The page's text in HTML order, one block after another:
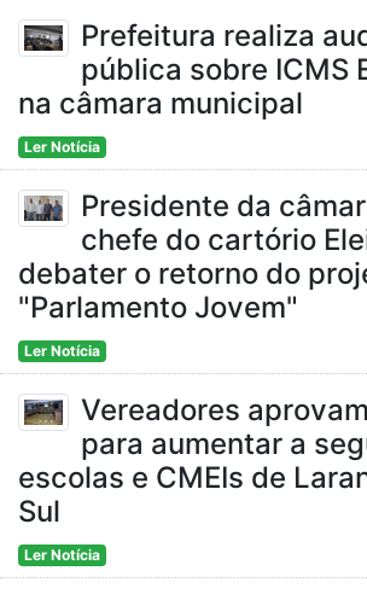
Prefeitura realiza
pública sobre ICMS
na câmara municipal
Ler Notícia
Presidente da
chefe do cartório
debater o retorno do
"Parlamento Jovem"
Ler Notícia
Vereadores
para aumentar a
escolas e CMEIs de
Sul
Ler Notícia